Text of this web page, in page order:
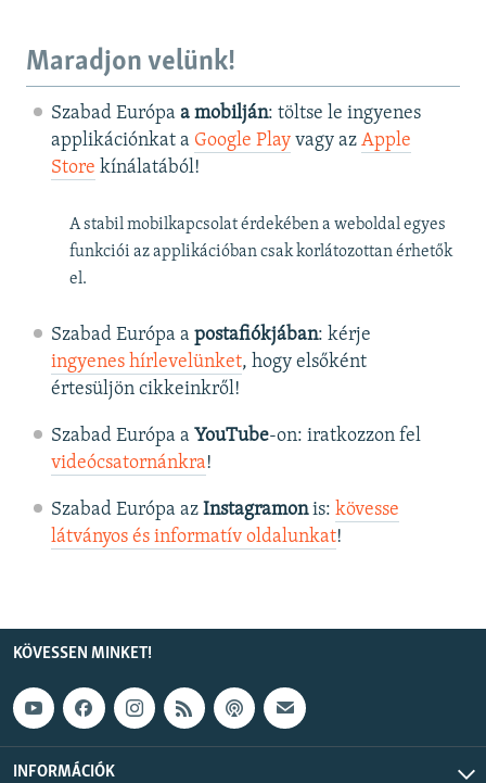
Maradjon velünk!
Szabad Európa a mobilján: töltse le ingyenes
applikációnkat a Google Playvagy az Apple
Store kínálatából!
A stabil mobilkapcsolat érdekében a weboldal egyes
funkciói az applikációban csak korlátozottan érhetők
el.
Szabad Európa a postafiókjában: kérje
ingyenes hírlevelünket, hogy elsőként
értesüljön cikkeinkről!
Szabad Európa a YouTube-on: iratkozzon fel
videócsatornánkra!
Szabad Európa az Instagramonis: kövesse
látványos és informatív oldalunkat! ​
KÖVESSEN MINKET!
INFORMÁCIÓK